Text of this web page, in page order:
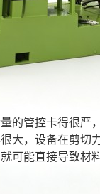
的管控卡得很
大，设备在剪
可能直接导致材